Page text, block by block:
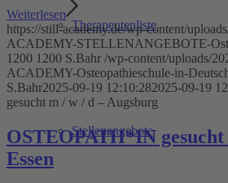
Therapeutenliste
Stellenangebote
Weiterlesen
https://still-academy.de/wp-content/
ACADEMY-STELLENANGEBOTE-
1200 1200 S.Bahr /wp-content/uploads/
ACADEMY-Osteopathieschule-in-
S.Bahr2025-09-19 12:10:282025-09-19
gesucht m / w / d – Augsburg
OSTEOPATH*IN
Essen